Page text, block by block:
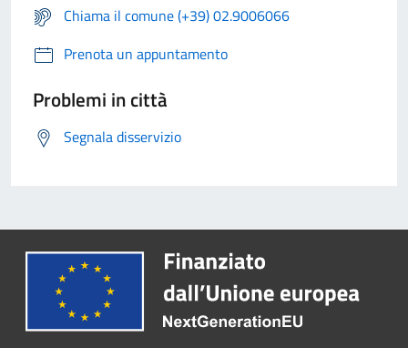
Chiama il comune (+39) 02.9006066
Prenota un appuntamento
Problemi in città
Segnala disservizio